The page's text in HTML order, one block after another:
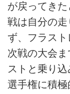
が戻ってき
戦は自分の
ず、フラスト
次戦の大会
ストと乗り
選手権に積